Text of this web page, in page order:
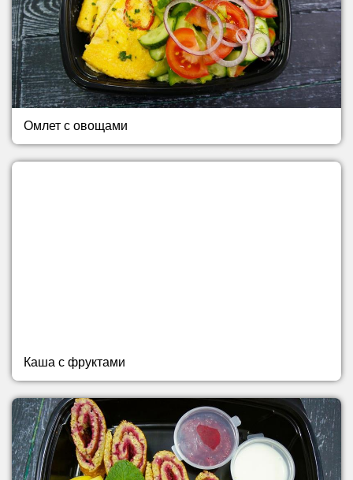
Омлет с овощами
Каша с фруктами